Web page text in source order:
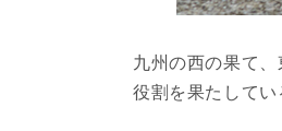
九州の西の果て
役割を果たしてい